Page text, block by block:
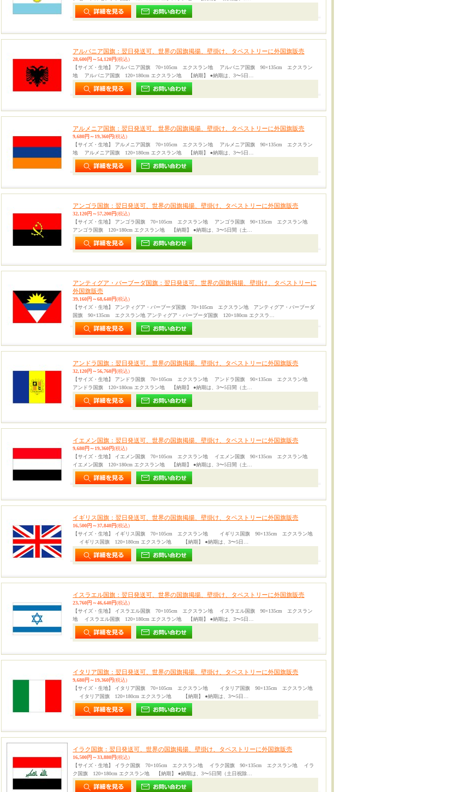
アルバニア国旗：翌日発送可、世界の国旗掲揚、壁掛け、タペストリーに外国旗販売
28,600円～54,120円(税込)
【サイズ・生地】 アルバニア国旗 70×105cm エクスラン地 アルバニア国旗 90×135cm エクスラン
地 アルバニア国旗 120×180cm エクスラン地 【納期】 ●納期は、3〜5日…
アルメニア国旗：翌日発送可、世界の国旗掲揚、壁掛け、タペストリーに外国旗販売
9,680円～19,360円(税込)
【サイズ・生地】 アルメニア国旗 70×105cm エクスラン地 アルメニア国旗 90×135cm エクスラン
地 アルメニア国旗 120×180cm エクスラン地 【納期】 ●納期は、3〜5日…
アンゴラ国旗：翌日発送可、世界の国旗掲揚、壁掛け、タペストリーに外国旗販売
32,120円～57,200円(税込)
【サイズ・生地】 アンゴラ国旗 70×105cm エクスラン地 アンゴラ国旗 90×135cm エクスラン地
アンゴラ国旗 120×180cm エクスラン地 【納期】 ●納期は、3〜5日間（土…
アンティグア・バーブーダ国旗：翌日発送可、世界の国旗掲揚、壁掛け、タペストリーに
外国旗販売
39,160円～68,640円(税込)
【サイズ・生地】 アンティグア・バーブーダ国旗 70×105cm エクスラン地 アンティグア・バーブーダ
国旗 90×135cm エクスラン地 アンティグア・バーブーダ国旗 120×180cm エクスラ…
アンドラ国旗：翌日発送可、世界の国旗掲揚、壁掛け、タペストリーに外国旗販売
32,120円～56,760円(税込)
【サイズ・生地】 アンドラ国旗 70×105cm エクスラン地 アンドラ国旗 90×135cm エクスラン地
アンドラ国旗 120×180cm エクスラン地 【納期】 ●納期は、3〜5日間（土…
イエメン国旗：翌日発送可、世界の国旗掲揚、壁掛け、タペストリーに外国旗販売
9,680円～19,360円(税込)
【サイズ・生地】 イエメン国旗 70×105cm エクスラン地 イエメン国旗 90×135cm エクスラン地
イエメン国旗 120×180cm エクスラン地 【納期】 ●納期は、3〜5日間（土…
イギリス国旗：翌日発送可、世界の国旗掲揚、壁掛け、タペストリーに外国旗販売
16,500円～37,840円(税込)
【サイズ・生地】 イギリス国旗 70×105cm エクスラン地 イギリス国旗 90×135cm エクスラン地
イギリス国旗 120×180cm エクスラン地 【納期】 ●納期は、3〜5日…
イスラエル国旗：翌日発送可、世界の国旗掲揚、壁掛け、タペストリーに外国旗販売
23,760円～46,640円(税込)
【サイズ・生地】 イスラエル国旗 70×105cm エクスラン地 イスラエル国旗 90×135cm エクスラン
地 イスラエル国旗 120×180cm エクスラン地 【納期】 ●納期は、3〜5日…
イタリア国旗：翌日発送可、世界の国旗掲揚、壁掛け、タペストリーに外国旗販売
9,680円～19,360円(税込)
【サイズ・生地】 イタリア国旗 70×105cm エクスラン地 イタリア国旗 90×135cm エクスラン地
イタリア国旗 120×180cm エクスラン地 【納期】 ●納期は、3〜5日…
イラク国旗：翌日発送可、世界の国旗掲揚、壁掛け、タペストリーに外国旗販売
16,500円～33,880円(税込)
【サイズ・生地】 イラク国旗 70×105cm エクスラン地 イラク国旗 90×135cm エクスラン地 イラ
ク国旗 120×180cm エクスラン地 【納期】 ●納期は、3〜5日間（土日祝除…